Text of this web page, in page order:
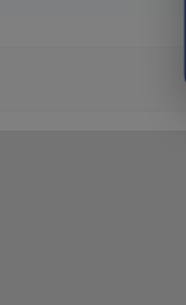
务。编辑结合
效应及界面电
论述逻辑进行